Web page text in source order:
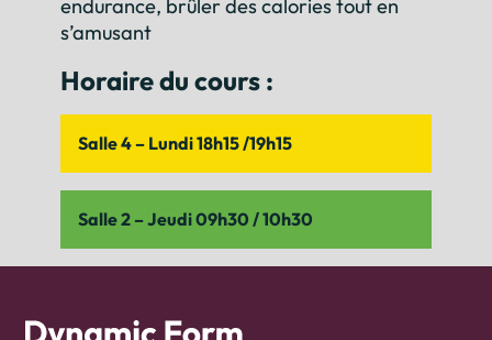
endurance, brûler des calories tout en
s’amusant
Horaire du cours :
Salle 4 – Lundi 18h15 /19h15
Salle 2 – Jeudi 09h30 / 10h30